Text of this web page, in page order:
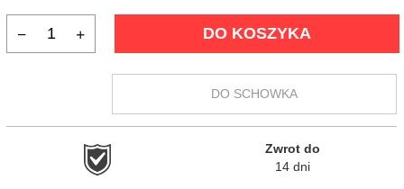
DO KOSZYKA
DO SCHOWKA
Zwrot do
14 dni